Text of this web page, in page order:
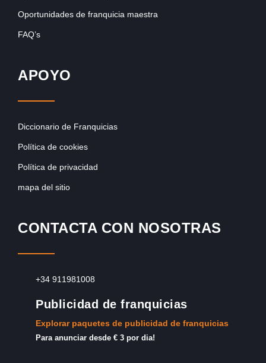
Oportunidades de franquicia maestra
FAQ’s
APOYO
Diccionario de Franquicias
Política de cookies
Política de privacidad
mapa del sitio
CONTACTA CON NOSOTRAS
+34 911981008
Publicidad de franquicias
Explorar paquetes de publicidad de franquicias
Para anunciar desde € 3 por dia!